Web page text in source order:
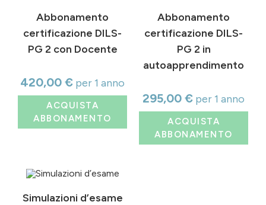
Abbonamento
certificazione DILS-
PG 2 con Docente
420,00 € per 1 anno
ACQUISTA
ABBONAMENTO
Abbonamento
certificazione DILS-
PG 2 in
autoapprendimento
295,00 € per 1 anno
ACQUISTA
ABBONAMENTO
Simulazioni d’esame